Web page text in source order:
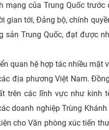
mạng của Trung Quốc
gian tới, Đảng bộ, chính
sản Trung Quốc, đạt được
quan hệ hợp tác nhiều mặt
địa phương Việt Nam.
trên các lĩnh vực như kinh
doanh nghiệp Trùng
cho Văn phòng xúc tiến